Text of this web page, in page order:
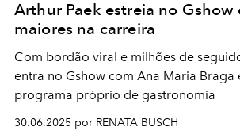
Arthur Paek estreia no Gshow
maiores na carreira
Com bordão viral e milhões de
entra no Gshow com Ana Maria Braga
programa próprio de gastronomia
30.06.2025 por RENATA BUSCH